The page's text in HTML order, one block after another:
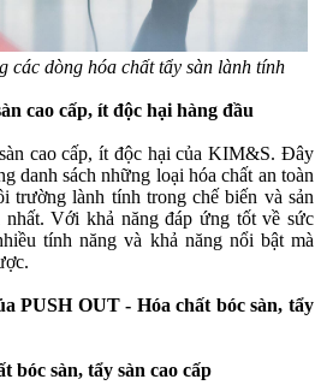
các dòng hóa chất tẩy sàn lành tính
cao cấp, ít độc hại hàng đầu
cao cấp, ít độc hại của KIM&S. Đây
danh sách những loại hóa chất an toàn
trường lành tính trong chế biến và sản
Với khả năng đáp ứng tốt về sức
tính năng và khả năng nổi bật mà
PUSH OUT - Hóa chất bóc sàn, tẩy
bóc sàn, tẩy sàn cao cấp